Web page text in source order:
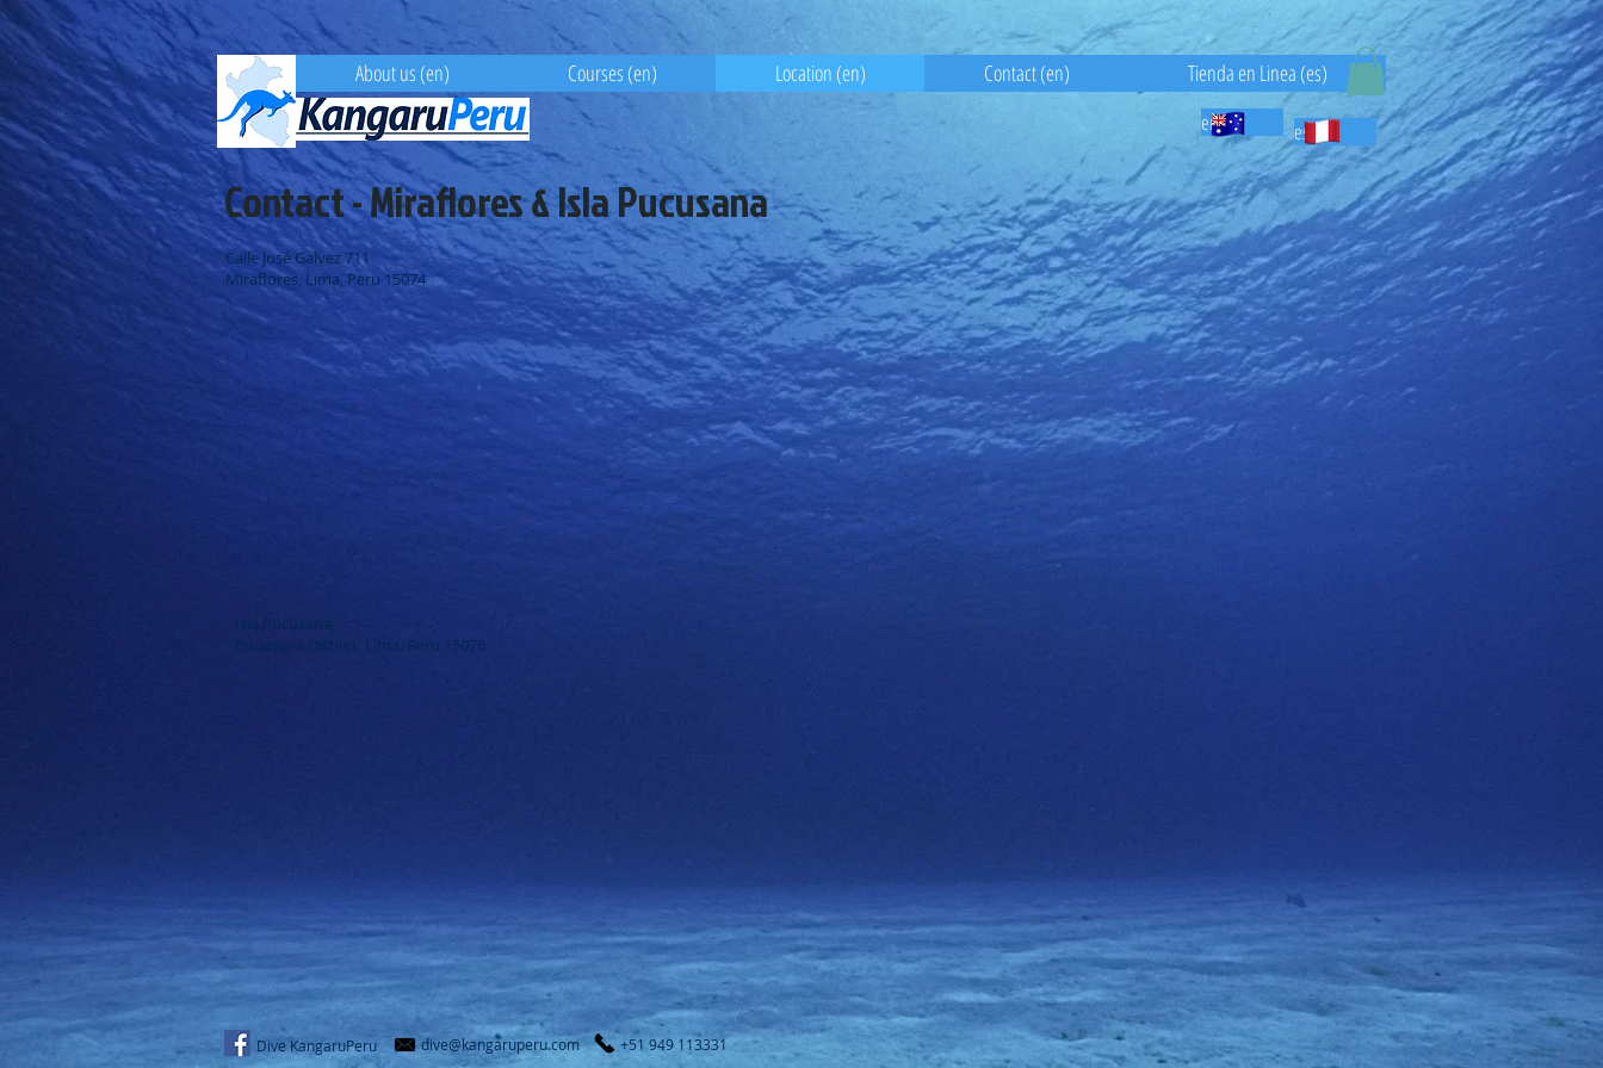
About us (en) Courses (en) Location (en) Contact (en) Tienda en Linea (es)
en es
Contact - Miraflores & Isla Pucusana
Calle José Galvez 711
Miraflores, Lima, Peru 15074
Isla Pucusana,
Pucusana Distirct, Lima, Peru 15076
Dive KangaruPeru dive@kangaruperu.com +51 949 113331